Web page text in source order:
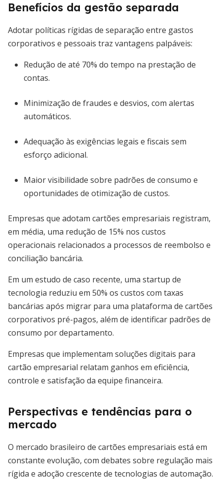
Benefícios da gestão separada
Adotar políticas rígidas de separação entre gastos
corporativos e pessoais traz vantagens palpáveis:
Redução de até 70% do tempo na prestação de
contas.
Minimização de fraudes e desvios, com alertas
automáticos.
Adequação às exigências legais e fiscais sem
esforço adicional.
Maior visibilidade sobre padrões de consumo e
oportunidades de otimização de custos.
Empresas que adotam cartões empresariais registram,
em média, uma redução de 15% nos custos
operacionais relacionados a processos de reembolso e
conciliação bancária.
Em um estudo de caso recente, uma startup de
tecnologia reduziu em 50% os custos com taxas
bancárias após migrar para uma plataforma de cartões
corporativos pré-pagos, além de identificar padrões de
consumo por departamento.
Empresas que implementam soluções digitais para
cartão empresarial relatam ganhos em eficiência,
controle e satisfação da equipe financeira.
Perspectivas e tendências para o
mercado
O mercado brasileiro de cartões empresariais está em
constante evolução, com debates sobre regulação mais
rígida e adoção crescente de tecnologias de automação.